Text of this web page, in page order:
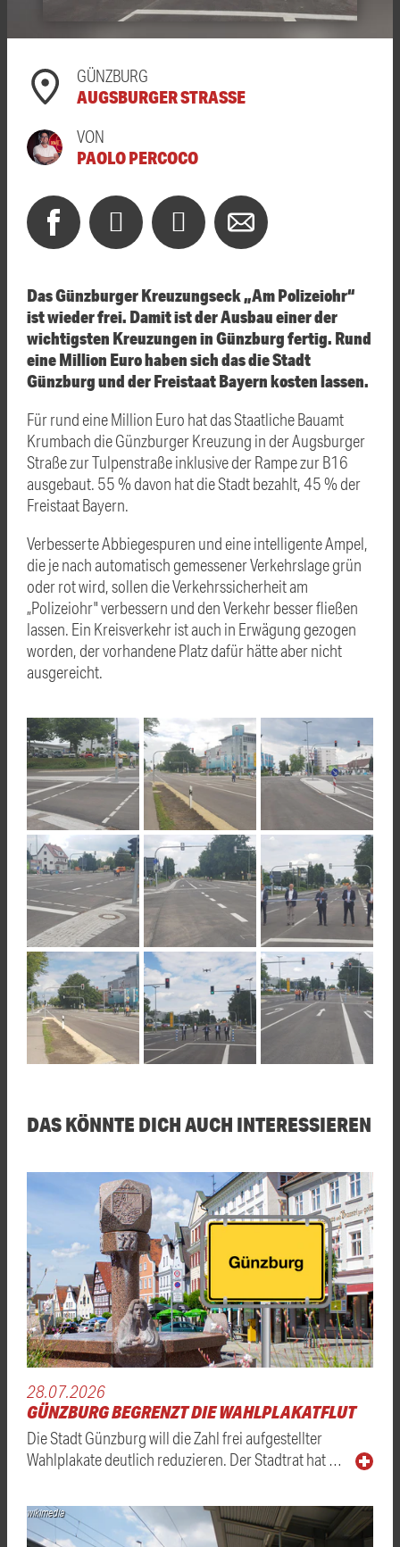
GÜNZBURG
AUGSBURGER STRASSE
VON
PAOLO PERCOCO
Das Günzburger Kreuzungseck „Am Polizeiohr“
ist wieder frei. Damit ist der Ausbau einer der
wichtigsten Kreuzungen in Günzburg fertig. Rund
eine Million Euro haben sich das die Stadt
Günzburg und der Freistaat Bayern kosten lassen.
Für rund eine Million Euro hat das Staatliche Bauamt
Krumbach die Günzburger Kreuzung in der Augsburger
Straße zur Tulpenstraße inklusive der Rampe zur B16
ausgebaut. 55 % davon hat die Stadt bezahlt, 45 % der
Freistaat Bayern.
Verbesserte Abbiegespuren und eine intelligente Ampel,
die je nach automatisch gemessener Verkehrslage grün
oder rot wird, sollen die Verkehrssicherheit am
„Polizeiohr" verbessern und den Verkehr besser fließen
lassen. Ein Kreisverkehr ist auch in Erwägung gezogen
worden, der vorhandene Platz dafür hätte aber nicht
ausgereicht.
DAS KÖNNTE DICH AUCH INTERESSIEREN
28.07.2026
GÜNZBURG BEGRENZT DIE WAHLPLAKATFLUT
Die Stadt Günzburg will die Zahl frei aufgestellter
Wahlplakate deutlich reduzieren. Der Stadtrat hat …
wikimedia